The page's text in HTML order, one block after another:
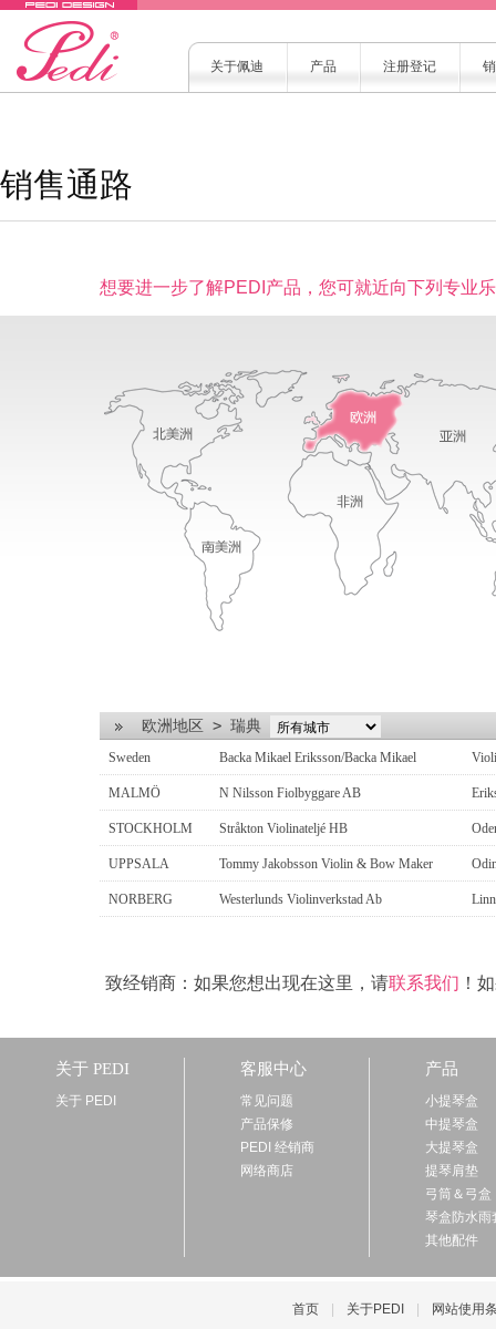
关于佩迪 产品 注册登记
销售通路
想要进一步了解PEDI产品，您可就近向下列专业
欧洲地区 > 瑞典
Sweden Backa Mikael Eriksson/Backa Mikael
MALMÖ N Nilsson Fiolbyggare AB
STOCKHOLM Stråkton Violinateljé HB
UPPSALA Tommy Jakobsson Violin & Bow Maker
NORBERG Westerlunds Violinverkstad Ab
致经销商：如果您想出现在这里，请联系我们 ！
关于 PEDI
关于 PEDI
客服中心
常见问题
产品保修
PEDI 经销商
网络商店
产品
小提琴盒
中提琴盒
大提琴盒
提琴肩垫
弓筒＆弓盒
琴盒防水雨
其他配件
首页 关于PEDI 网站使用